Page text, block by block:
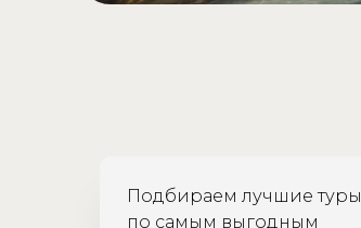
Подбираем лучшие туры
по самым выгодным